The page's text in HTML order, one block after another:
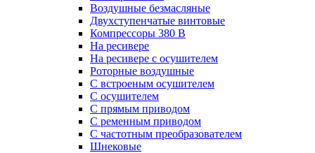
Воздушные безмасляные
Двухступенчатые винтовые
Компрессоры 380 В
На ресивере
На ресивере с осушителем
Роторные воздушные
С встроеным осушителем
С осушителем
С прямым приводом
С ременным приводом
С частотным преобразователем
Шнековые